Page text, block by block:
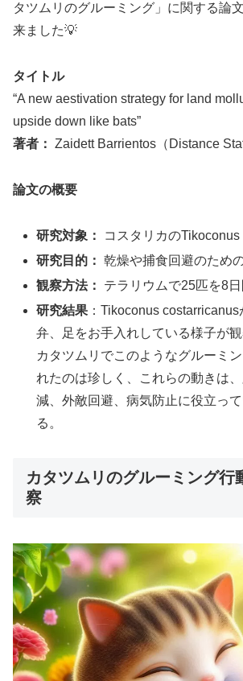
タツムリのグルーミング」に関する論
来ました💡
タイトル
“A new aestivation strategy for land
upside down like bats”
著者： Zaidett Barrientos（Distance
論文の概要
研究対象：
コスタリカの
研究目的： 乾燥や捕食回避のため
観察方法：
テラリウムで25匹を8
研究結果 ：Tikoconus
弁、足をお手入れしている様子が
カタツムリでこのようなグルーミ
れたのは珍しく、これらの動きは
減、外敵回避、病気防止に役立っ
る。
カタツムリのグルーミング行
察